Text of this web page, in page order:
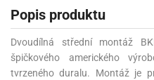
Popis produktu
Dvoudílná střední montáž
špičkového amerického
tvrzeného duralu. Montáž je